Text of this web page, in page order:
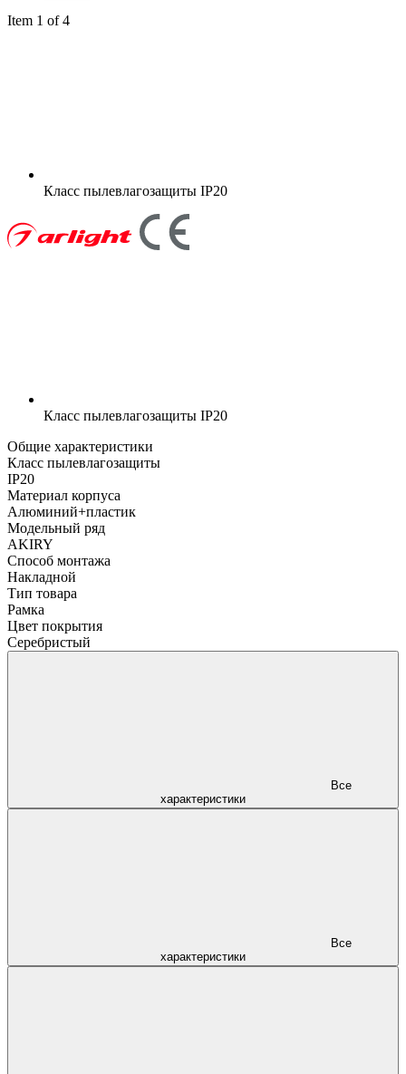
Item 1 of 4
Класс пылевлагозащиты IP20
Класс пылевлагозащиты IP20
Общие характеристики
Класс пылевлагозащиты
IP20
Материал корпуса
Алюминий+пластик
Модельный ряд
AKIRY
Способ монтажа
Накладной
Тип товара
Рамка
Цвет покрытия
Серебристый
характеристики
характеристики